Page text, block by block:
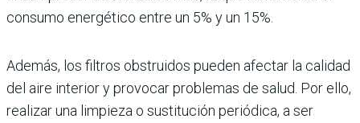
consumo energético entre un 5% y un 15%.
Además, los filtros obstruidos pueden afectar la calidad
del aire interior y provocar problemas de salud. Por ello,
realizar una limpieza o sustitución periódica, a ser